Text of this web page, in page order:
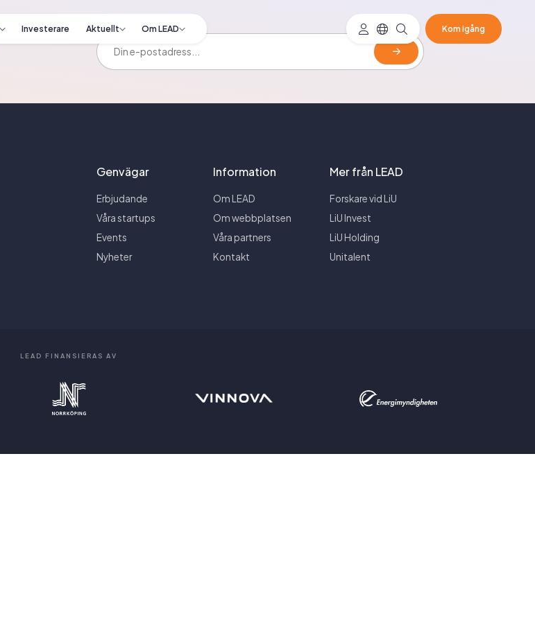
Investerare Aktuellt Om LEAD Kom igång
Genvägar
Erbjudande
Våra startups
Events
Nyheter
Information
Om LEAD
Om webbplatsen
Våra partners
Kontakt
Mer från LEAD
Forskare vid LiU
LiU Invest
LiU Holding
Unitalent
LEAD FINANSIERAS AV